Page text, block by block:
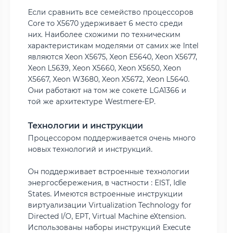
Если сравнить все семейство процессоров
Core то X5670 удерживает 6 место среди
них. Наиболее схожими по техническим
характеристикам моделями от самих же Intel
являются Xeon X5675, Xeon E5640, Xeon X5677,
Xeon L5639, Xeon X5660, Xeon X5650, Xeon
X5667, Xeon W3680, Xeon X5672, Xeon L5640.
Они работают на том же сокете LGA1366 и
той же архитектуре Westmere-EP.
Технологии и инструкции
Процессором поддерживается очень много
новых технологий и инструкций.
Он поддерживает встроенные технологии
энергосбережения, в частности : EIST, Idle
States. Имеются встроенные инструкции
виртуализации Virtualization Technology for
Directed I/O, EPT, Virtual Machine eXtension.
Использованы наборы инструкций Execute